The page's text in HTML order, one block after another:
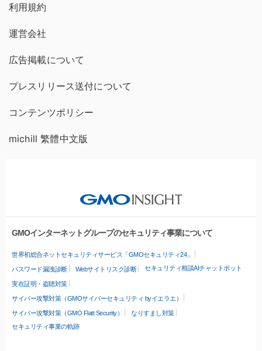
利用規約
運営会社
広告掲載について
プレスリリース送付について
コンテンツポリシー
michill 繁體中文版
GMOインターネットグループのセキュリティ事業について
世界初総合ネットセキュリティサービス「GMOセキュリティ24」
パスワード漏洩診断 Webサイトリスク診断 セキュリティ相談AIチャットボット
実在証明・盗聴対策
サイバー攻撃対策（GMOサイバーセキュリティ byイエラエ）
サイバー攻撃対策（GMO Flatt Security）
なりすまし対策
セキュリティ事業の軌跡